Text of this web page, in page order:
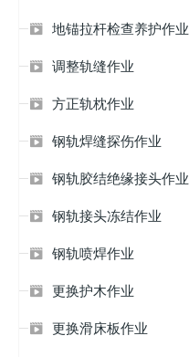
 地锚拉杆检查养护作业
 调整轨缝作业
 方正轨枕作业
 钢轨焊缝探伤作业
 钢轨胶结绝缘接头作业
 钢轨接头冻结作业
 钢轨喷焊作业
 更换护木作业
 更换滑床板作业